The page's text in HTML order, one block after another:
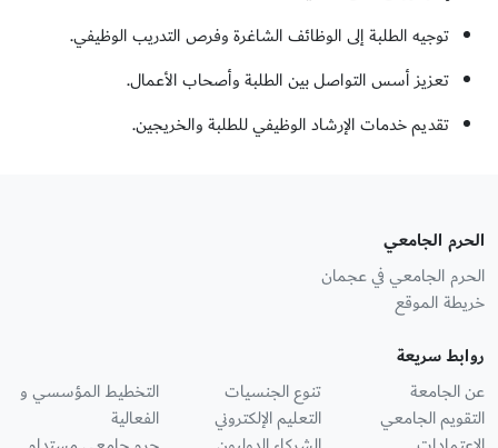
توجيه الطلبة إلى الوظائف الشاغرة وفرص التدريب الوظيفي.
تعزيز أسس التواصل بين الطلبة وأصحاب الأعمال.
تقديم خدمات الإرشاد الوظيفي للطلبة والخريجين.
الحرم الجامعي
الحرم الجامعي في عجمان
خريطة الموقع
روابط سريعة
عن الجامعة
التقويم الجامعي
تنوع الجنسيات
التعليم الإلكتروني
التخطيط المؤسسي و
الفعالية